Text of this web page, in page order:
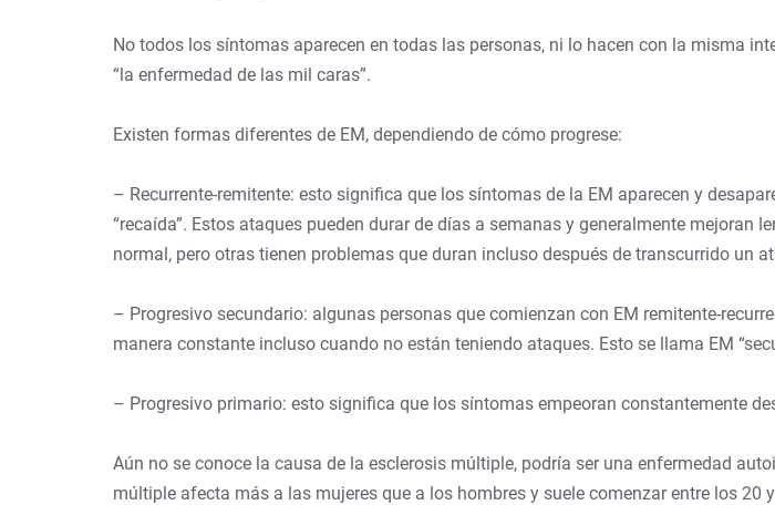
No todos los síntomas aparecen en todas las personas, ni lo hacen con la misma
“la enfermedad de las mil caras”.
Existen formas diferentes de EM, dependiendo de cómo progrese:
– Recurrente-remitente: esto significa que los síntomas de la EM aparecen y
“recaída”. Estos ataques pueden durar de días a semanas y generalmente mejoran
normal, pero otras tienen problemas que duran incluso después de transcurrido un
– Progresivo secundario: algunas personas que comienzan con EM remitente-
manera constante incluso cuando no están teniendo ataques. Esto se llama EM
– Progresivo primario: esto significa que los síntomas empeoran constantemente
Aún no se conoce la causa de la esclerosis múltiple, podría ser una enfermedad
múltiple afecta más a las mujeres que a los hombres y suele comenzar entre los